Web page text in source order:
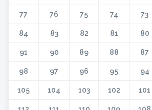
73
74
75
76
77
80
81
82
83
84
87
88
89
90
91
94
95
96
97
98
101
102
103
104
105